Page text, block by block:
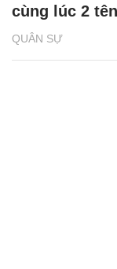
QUÂN SỰ
cùng lúc 2